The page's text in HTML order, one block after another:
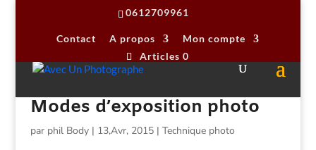
0612709961
Contact A propos
Mon compte
Articles 0
Modes d’exposition photo
par phil Body| 13,Avr, 2015| Technique photo